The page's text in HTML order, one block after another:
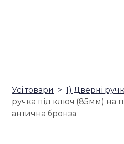
Усі товари 1) Дверні
ручка під ключ (85мм) на
антична бронза